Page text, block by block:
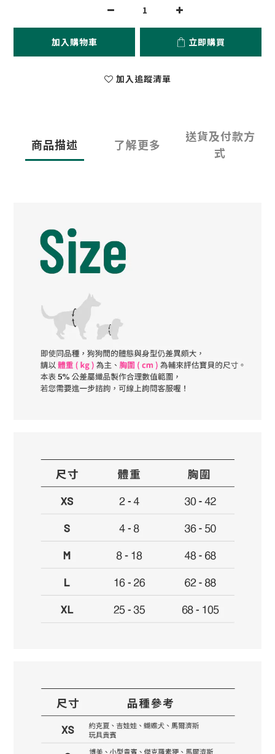
加入購物車 立即購買
加入追蹤清單
商品描述 了解更多
送貨及付款方
式